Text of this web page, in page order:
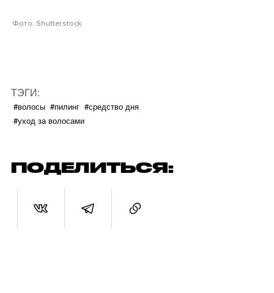
Фото: Shutterstock.
ТЭГИ:
#волосы #пилинг #средство дня
#уход за волосами
ПОДЕЛИТЬСЯ: